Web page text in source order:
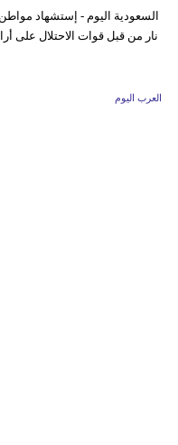
العرب اليوم